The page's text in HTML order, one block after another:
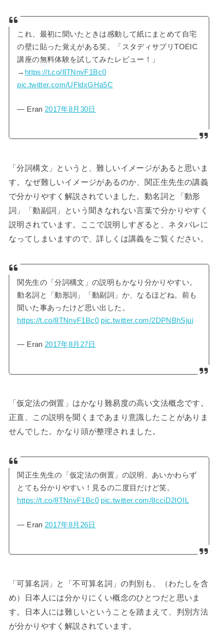
これ、最初に聞いたときは感動して紙にまとめて自宅
の壁に貼った覚えがある笑。「スタディサプリTOEIC
講座の無料体験を試してみたレビュー！」
→ https://t.co/8TNnvF1Bc0
pic.twitter.com/UFldxGHa5C
— Eran 2017年8月30日
「分詞構文」というと、難しいイメージがあると思いま
す。なぜ難しいイメージがあるのか、関正生先生の講義
で分かりやすく解説されていました。動名詞と「動形
詞」「動副詞」という聞きなれない言葉で分かりやすく
説明されています。ここで説明しすぎると、ネタバレに
なってしまいますので、詳しくは講義をご覧ください。
関先生の「分詞構文」の説明もかなり分かりやすい。
動名詞と「動形詞」「動副詞」か、なるほどね。前も
聞いた事あったけど思い出した。
https://t.co/8TNnvF1Bc0 pic.twitter.com/2DPNBhSjui
— Eran 2017年8月27日
「仮定法の倒置」はかなり難易度の高い文法概念です。
正直、この説明を聞くまであまり意識したことがありま
せんでした。かなり頭が整理されました。
関正生先生の「仮定法の倒置」の説明、あいかわらず
とても分かりやすい！見るの二度目だけど笑。
https://t.co/8TNnvF1Bc0 pic.twitter.com/8cciD2lOIL
— Eran 2017年8月26日
「可算名詞」と「不可算名詞」の判別も、（わたしを含
め）日本人には分かりにくい概念のひとつだと思いま
す。日本人には難しいということを踏まえて、判別方法
が分かりやすく解説されています。